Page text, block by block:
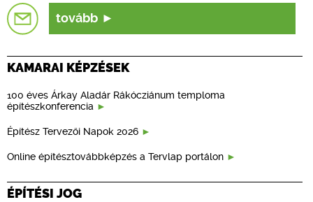
tovább
KAMARAI KÉPZÉSEK
100 éves Árkay Aladár Rákócziánum temploma
építészkonferencia
Építész Tervezői Napok 2026
Online építésztovábbképzés a Tervlap portálon
ÉPÍTÉSI JOG